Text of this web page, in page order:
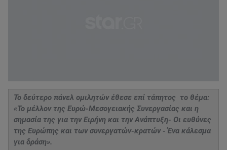
Το δεύτερο πάνελ ομιλητών έθεσε επί τάπητος το θέμα:
«Το μέλλον της Ευρώ-Μεσογειακής Συνεργασίας και η
σημασία της για την Ειρήνη και την Ανάπτυξη- Οι ευθύνες
της Ευρώπης και των συνεργατών-κρατών - Ένα κάλεσμα
για δράση».